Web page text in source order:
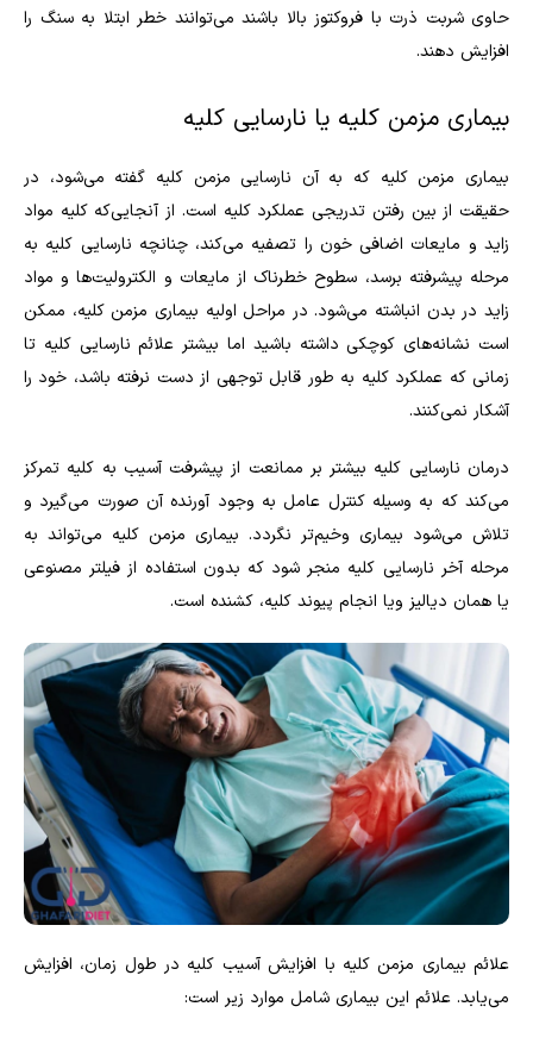
حاوی شربت ذرت با فروکتوز بالا باشند می‌توانند خطر ابتلا به سنگ را
افزایش دهند.
بیماری مزمن کلیه یا نارسایی کلیه
بیماری مزمن کلیه که به آن نارسایی مزمن کلیه گفته می‌شود، در
حقیقت از بین رفتن تدریجی عملکرد کلیه است. از آنجایی‌که کلیه مواد
زاید و مایعات اضافی خون را تصفیه می‌کند، چنانچه نارسایی کلیه به
مرحله پیشرفته برسد، سطوح خطرناک از مایعات و الکترولیت‌ها و مواد
زاید در بدن انباشته می‌شود. در مراحل اولیه بیماری مزمن کلیه، ممکن
است نشانه‌های کوچکی داشته باشید اما بیشتر علائم نارسایی کلیه تا
زمانی که عملکرد کلیه به طور قابل توجهی از دست نرفته باشد، خود را
آشکار نمی‌کنند.
درمان نارسایی کلیه بیشتر بر ممانعت از پیشرفت آسیب به کلیه تمرکز
می‌کند که به وسیله کنترل عامل به وجود آورنده آن صورت می‌گیرد و
تلاش می‌شود بیماری وخیم‌تر نگردد. بیماری مزمن کلیه می‌تواند به
مرحله آخر نارسایی کلیه منجر شود که بدون استفاده از فیلتر مصنوعی
یا همان دیالیز ویا انجام پیوند کلیه، کشنده است.
علائم بیماری مزمن کلیه با افزایش آسیب کلیه در طول زمان، افزایش
می‌یابد. علائم این بیماری شامل موارد زیر است: